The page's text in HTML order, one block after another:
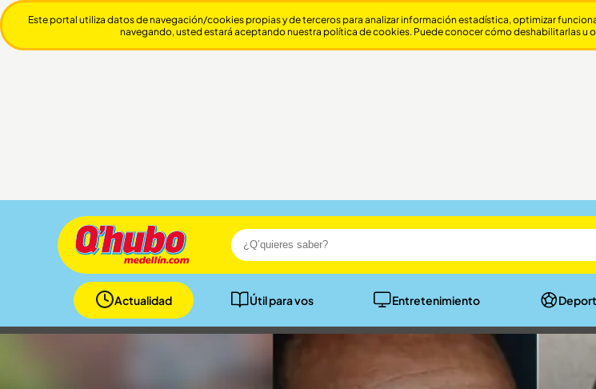
Actualidad Útil para vos Entretenimiento
Este portal utiliza datos de navegación/cookies propias y de terceros para analizar información estadística, optimizar
navegando, usted estará aceptando nuestra política de cookies. Puede conocer cómo deshabilitarlas u